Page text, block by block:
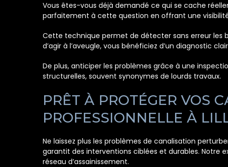
Vous êtes-vous déjà demandé ce qui se cache
parfaitement à cette question en offrant une
Cette technique permet de détecter sans erreur les
d’agir à l’aveugle, vous bénéficiez d’un diagnostic
De plus, anticiper les problèmes grâce à une
structurelles, souvent synonymes de lourds travaux.
PRÊT À PROTÉGER VOS
PROFESSIONNELLE À
Ne laissez plus les problèmes de canalisation
garantit des interventions ciblées et durables. Notre
réseau d’assainissement.